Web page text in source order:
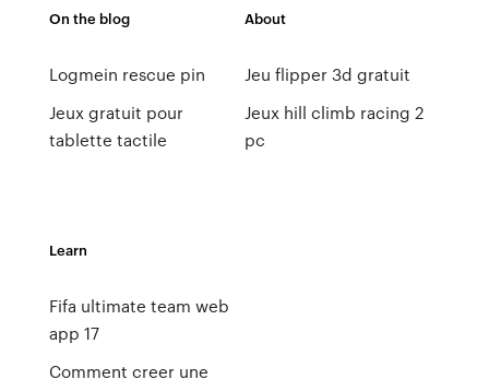
On the blog
Logmein rescue pin
Jeux gratuit pour
tablette tactile
About
Jeu flipper 3d gratuit
Jeux hill climb racing 2
pc
Learn
Fifa ultimate team web
app 17
Comment creer une